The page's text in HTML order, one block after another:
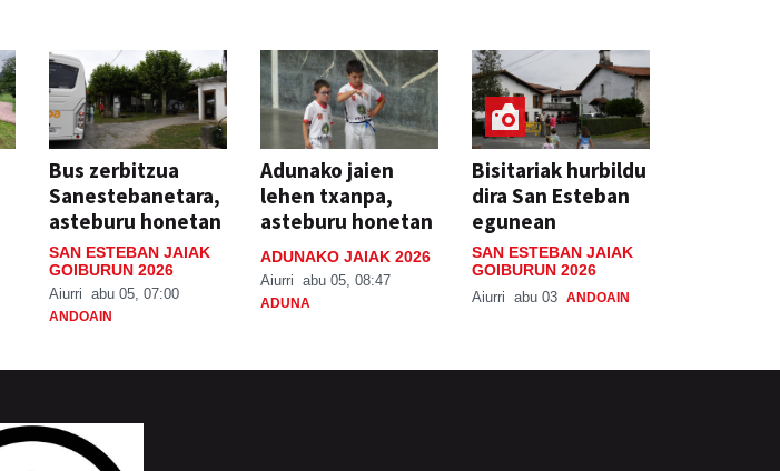
Bus zerbitzua
Sanestebanetara,
asteburu honetan
SAN ESTEBAN JAIAK
GOIBURUN 2026
Aiurri abu 05, 07:00
ANDOAIN
Adunako jaien
lehen txanpa,
asteburu honetan
ADUNAKO JAIAK 2026
Aiurri abu 05, 08:47
ADUNA
Bisitariak hurbildu
dira San Esteban
egunean
SAN ESTEBAN JAIAK
GOIBURUN 2026
Aiurri abu 03 ANDOAIN